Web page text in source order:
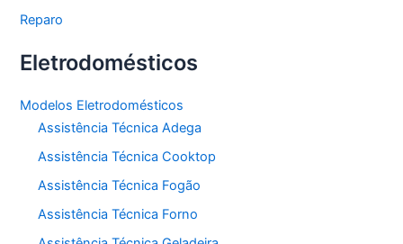
Reparo
Eletrodomésticos
Modelos Eletrodomésticos
Assistência Técnica Adega
Assistência Técnica Cooktop
Assistência Técnica Fogão
Assistência Técnica Forno